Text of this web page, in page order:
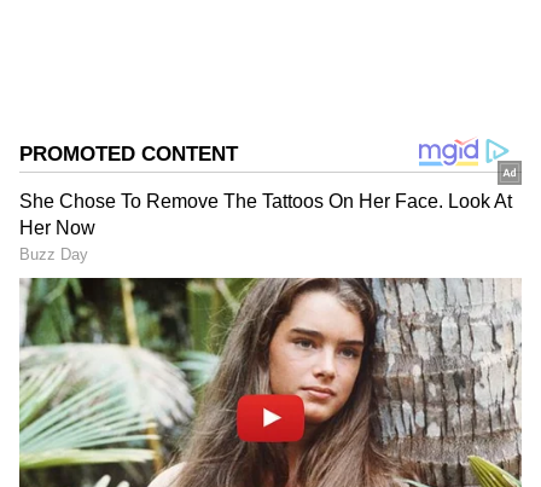
பாதுகாப்பானது. இருப்பினும், உணவின்
சுவையும் தரமும் மாறாமல் இருக்க,
கூடியவரை 3 நாட்களுக்குள் சாப்பிடுவது
எப்போதும் சிறந்தது.
ஏசியாநெட் தமிழ்-ஐ உங்கள் முதன்மைத்
தேர்வாக்குங்கள்